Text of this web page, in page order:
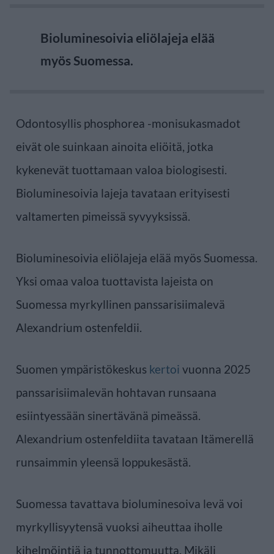
Bioluminesoivia eliölajeja elää
myös Suomessa.
Odontosyllis phosphorea -monisukasmadot
eivät ole suinkaan ainoita eliöitä, jotka
kykenevät tuottamaan valoa biologisesti.
Bioluminesoivia lajeja tavataan erityisesti
valtamerten pimeissä syvyyksissä.
Bioluminesoivia eliölajeja elää myös Suomessa.
Yksi omaa valoa tuottavista lajeista on
Suomessa myrkyllinen panssarisiimalevä
Alexandrium ostenfeldii.
Suomen ympäristökeskus kertoi vuonna 2025
panssarisiimalevän hohtavan runsaana
esiintyessään sinertävänä pimeässä.
Alexandrium ostenfeldiita tavataan Itämerellä
runsaimmin yleensä loppukesästä.
Suomessa tavattava bioluminesoiva levä voi
myrkyllisyytensä vuoksi aiheuttaa iholle
kihelmöintiä ja tunnottomuutta. Mikäli